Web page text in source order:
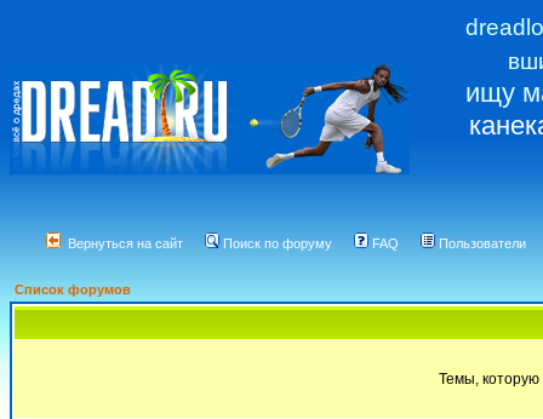
ищу
Вернуться на сайт Поиск по форуму FAQ Пользователи
Список форумов
Темы, которую